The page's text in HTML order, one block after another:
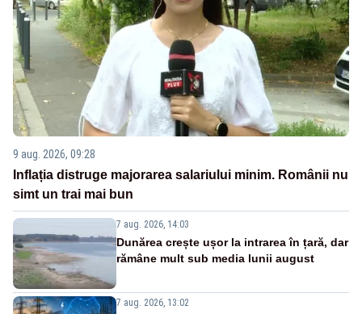
9 aug. 2026, 09:28
Inflația distruge majorarea salariului minim. Românii nu
simt un trai mai bun
7 aug. 2026, 14:03
Dunărea crește ușor la intrarea în țară, dar
rămâne mult sub media lunii august
7 aug. 2026, 13:02